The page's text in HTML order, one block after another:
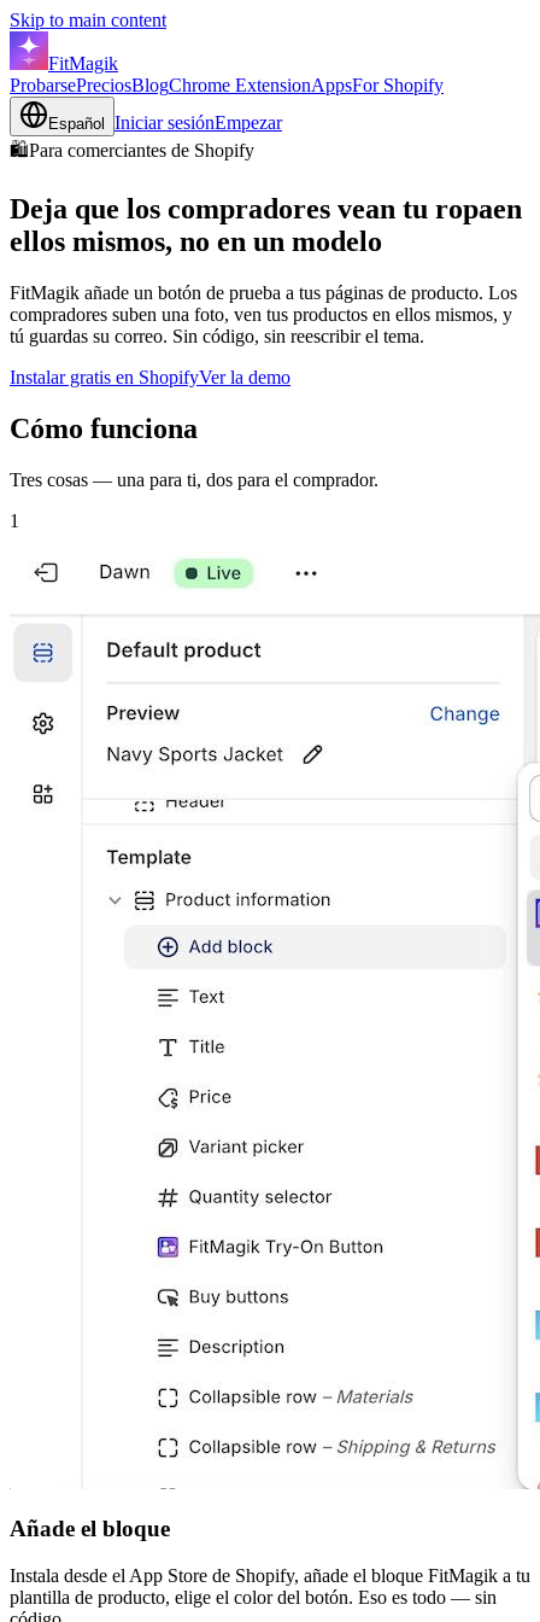
Skip to main content
FitMagik
ProbarsePreciosBlogChrome ExtensionAppsFor Shopify
Español Iniciar sesiónEmpezar
🛍️Para comerciantes de Shopify
Deja que los compradores vean tu ropaen
ellos mismos, no en un modelo
FitMagik añade un botón de prueba a tus páginas de producto. Los
compradores suben una foto, ven tus productos en ellos mismos, y
tú guardas su correo. Sin código, sin reescribir el tema.
Instalar gratis en ShopifyVer la demo
Cómo funciona
Tres cosas — una para ti, dos para el comprador.
1
Añade el bloque
Instala desde el App Store de Shopify, añade el bloque FitMagik a tu
plantilla de producto, elige el color del botón. Eso es todo — sin